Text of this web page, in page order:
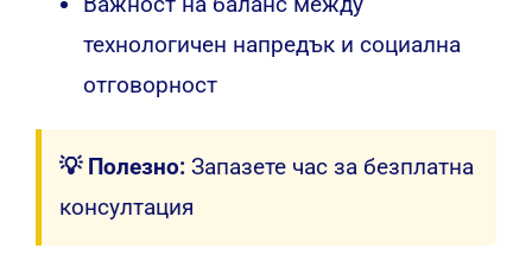
технологичен напредък и социална
отговорност
💡 Полезно: Запазете час за безплатна
консултация